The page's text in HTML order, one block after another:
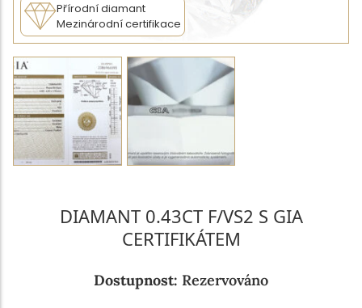
Přírodní diamant
Mezinárodní certifikace
DIAMANT 0.43CT F/VS2 S GIA
CERTIFIKÁTEM
Dostupnost: Rezervováno